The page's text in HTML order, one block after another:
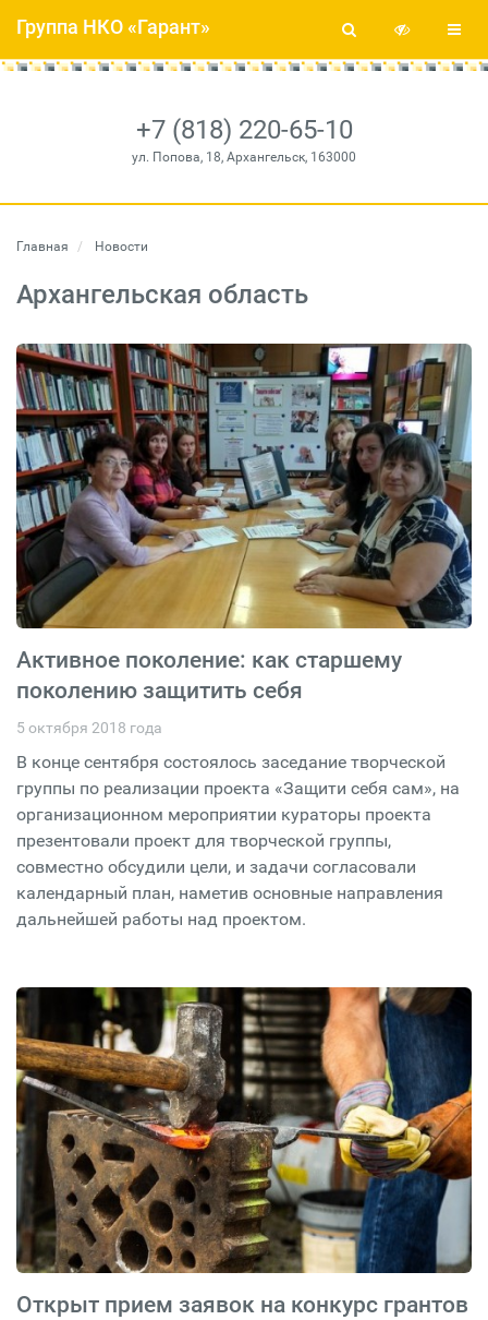
+7 (818) 220-65-10
ул. Попова, 18, Архангельск, 163000
Группа НКО «Гарант»
Главная Новости
Архангельская область
Активное поколение: как старшему
поколению защитить себя
5 октября 2018 года
В конце сентября состоялось заседание творческой
группы по реализации проекта «Защити себя сам», на
организационном мероприятии кураторы проекта
презентовали проект для творческой группы,
совместно обсудили цели, и задачи согласовали
календарный план, наметив основные направления
дальнейшей работы над проектом.
Открыт прием заявок на конкурс грантов